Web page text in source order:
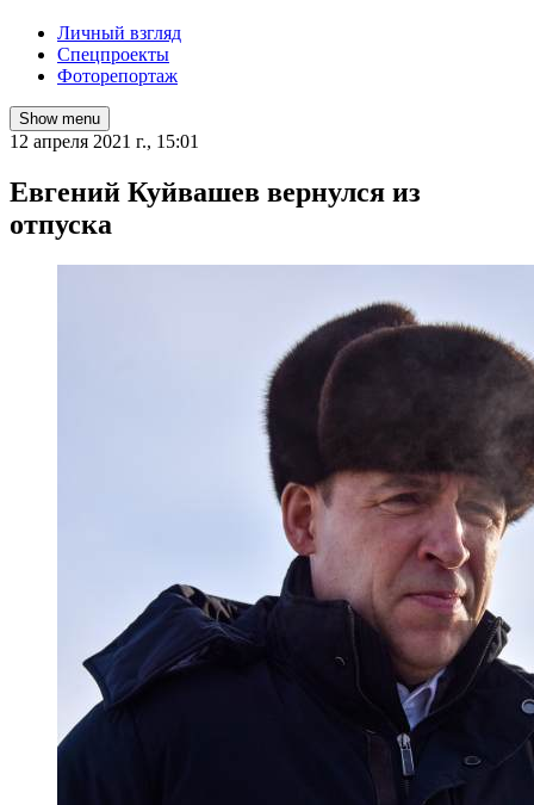
Личный взгляд
Спецпроекты
Фоторепортаж
Show menu
12 апреля 2021 г., 15:01
Евгений Куйвашев вернулся из
отпуска